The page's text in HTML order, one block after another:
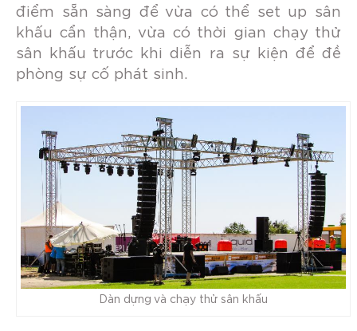
điểm sẵn sàng để vừa có thể set up sân
khấu cẩn thận, vừa có thời gian chạy thử
sân khấu trước khi diễn ra sự kiện để đề
phòng sự cố phát sinh.
Dàn dựng và chạy thử sân khấu